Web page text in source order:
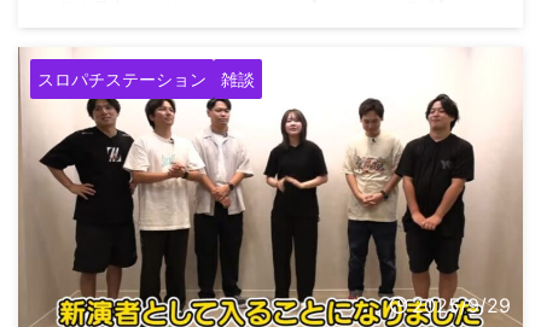
スロパチステーション 雑談
2025/9/29